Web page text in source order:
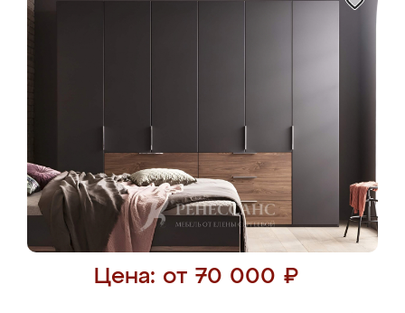
Цена: от 70 000 ₽